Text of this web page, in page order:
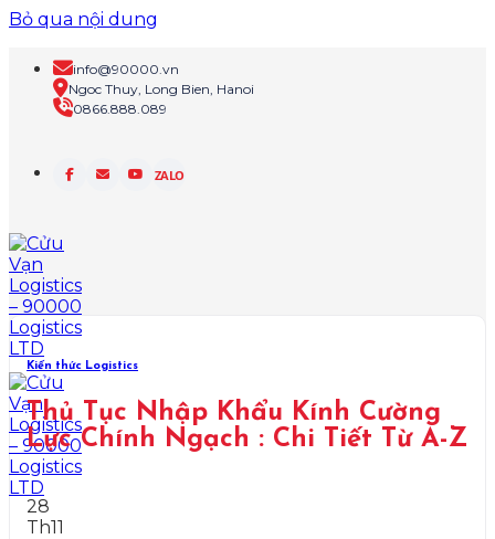
Bỏ qua nội dung
info@90000.vn
Ngoc Thuy, Long Bien, Hanoi
0866.888.089
ZALO
Kiến thức Logistics
Thủ Tục Nhập Khẩu Kính Cường
Lực Chính Ngạch : Chi Tiết Từ A-Z
28
Th11